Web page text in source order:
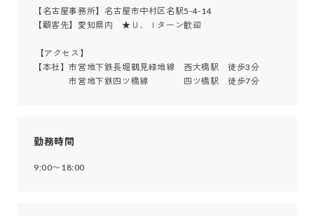
【名古屋事務所】名古屋市中村区名駅5-4-14
【顧客先】愛知県内　★Ｕ、Ｉターン歓迎
【本社】市営地下鉄長堀鶴見緑地線　西大橋駅　徒歩3分
市営地下鉄四ツ橋線　　　　四ツ橋駅　徒歩7分
勤務時間
9:00〜18:00